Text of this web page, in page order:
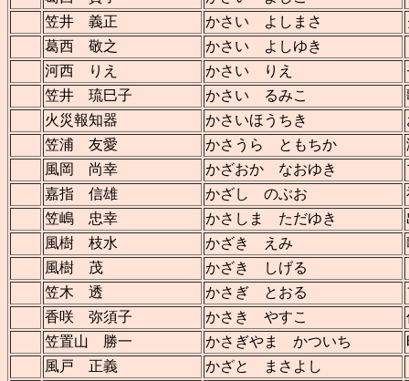
笠井 義正
かさい よしまさ
葛西 敬之
かさい よしゆき
河西 りえ
かさい りえ
笠井 琉巳子
かさい るみこ
火災報知器
かさいほうちき
笠浦 友愛
かさうら ともちか
風岡 尚幸
かざおか なおゆき
嘉指 信雄
かざし のぶお
笠嶋 忠幸
かさしま ただゆき
風樹 枝水
かざき えみ
風樹 茂
かざき しげる
笠木 透
かさぎ とおる
香咲 弥須子
かさき やすこ
笠置山 勝一
かさぎやま かついち
風戸 正義
かざと まさよし